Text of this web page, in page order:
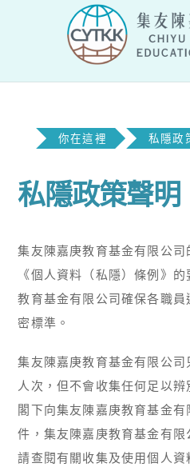
你在這裡 私隱政
私隱政策聲明
集友陳嘉庚教育基金有限公
《個人資料（私隱）條例》
教育基金有限公司確保各職
密標準。
集友陳嘉庚教育基金有限公
人次，但不會收集任何足以
閣下向集友陳嘉庚教育基金
件，集友陳嘉庚教育基金有限
請查閱有關收集及使用個人